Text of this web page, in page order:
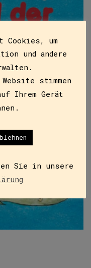
Cookies, um
und andere
stimmen
Ihrem Gerät
Sie in unsere